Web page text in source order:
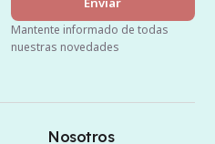
Mantente informado de todas
nuestras novedades
Nosotros